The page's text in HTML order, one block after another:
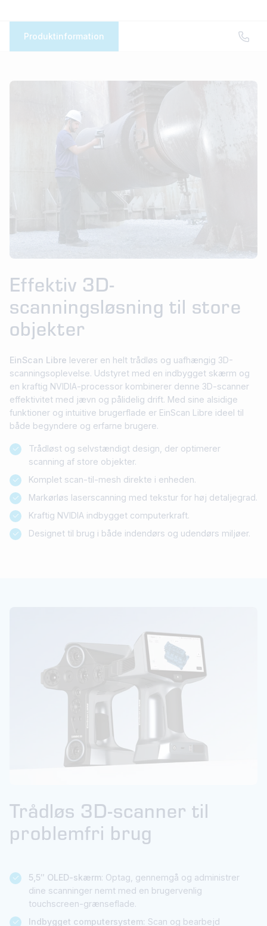
EinScan Libre
Professionel 3D-scanner
Produktinformation
Effektiv 3D-
scanningsløsning til store
objekter
EinScan Libre leverer en helt trådløs og uafhængig 3D-
scanningsoplevelse. Udstyret med en indbygget skærm og
en kraftig NVIDIA-processor kombinerer denne 3D-scanner
effektivitet med jævn og pålidelig drift. Med sine alsidige
funktioner og intuitive brugerflade er EinScan Libre ideel til
både begyndere og erfarne brugere.
Trådløst og selvstændigt design, der optimerer
scanning af store objekter.
Komplet scan-til-mesh direkte i enheden.
Markørløs laserscanning med tekstur for høj detaljegrad.
Kraftig NVIDIA indbygget computerkraft.
Designet til brug i både indendørs og udendørs miljøer.
Trådløs 3D-scanner til
problemfri brug
5,5″ OLED-skærm: Optag, gennemgå og administrer
dine scanninger nemt med en brugervenlig
touchscreen-grænseflade.
Indbygget computersystem: Scan og bearbejd